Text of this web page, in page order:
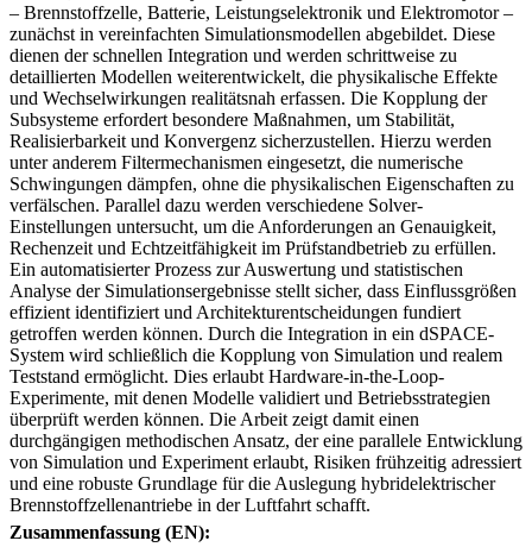
– Brennstoffzelle, Batterie, Leistungselektronik und Elektromotor –
zunächst in vereinfachten Simulationsmodellen abgebildet. Diese
dienen der schnellen Integration und werden schrittweise zu
detaillierten Modellen weiterentwickelt, die physikalische Effekte
und Wechselwirkungen realitätsnah erfassen. Die Kopplung der
Subsysteme erfordert besondere Maßnahmen, um Stabilität,
Realisierbarkeit und Konvergenz sicherzustellen. Hierzu werden
unter anderem Filtermechanismen eingesetzt, die numerische
Schwingungen dämpfen, ohne die physikalischen Eigenschaften zu
verfälschen. Parallel dazu werden verschiedene Solver-
Einstellungen untersucht, um die Anforderungen an Genauigkeit,
Rechenzeit und Echtzeitfähigkeit im Prüfstandbetrieb zu erfüllen.
Ein automatisierter Prozess zur Auswertung und statistischen
Analyse der Simulationsergebnisse stellt sicher, dass Einflussgrößen
effizient identifiziert und Architekturentscheidungen fundiert
getroffen werden können. Durch die Integration in ein dSPACE-
System wird schließlich die Kopplung von Simulation und realem
Teststand ermöglicht. Dies erlaubt Hardware-in-the-Loop-
Experimente, mit denen Modelle validiert und Betriebsstrategien
überprüft werden können. Die Arbeit zeigt damit einen
durchgängigen methodischen Ansatz, der eine parallele Entwicklung
von Simulation und Experiment erlaubt, Risiken frühzeitig adressiert
und eine robuste Grundlage für die Auslegung hybridelektrischer
Brennstoffzellenantriebe in der Luftfahrt schafft.
Zusammenfassung (EN):